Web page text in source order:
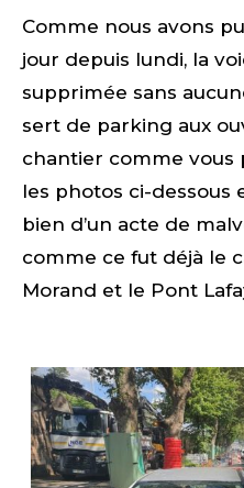
Comme nous avons
jour depuis lundi, la
supprimée sans
sert de parking aux
chantier comme vous
les photos ci-dessous
bien d’un acte de
comme ce fut déjà le
Morand et le Pont